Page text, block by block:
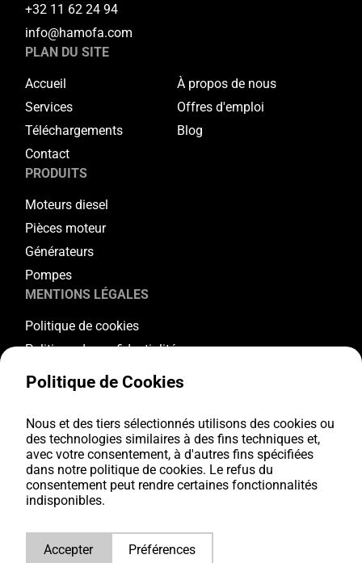
+32 11 62 24 94
info@hamofa.com
PLAN DU SITE
Accueil
À propos de nous
Services
Offres d'emploi
Téléchargements
Blog
Contact
PRODUITS
Moteurs diesel
Pièces moteur
Générateurs
Pompes
MENTIONS LÉGALES
Politique de cookies
Politique de confidentialité
Conditions générales
Conditions de garantie
Conditions de retour
SUIVEZ-NOUS
Youtube
Facebook
Politique de Cookies
Nous et des tiers sélectionnés utilisons des cookies ou
des technologies similaires à des fins techniques et,
avec votre consentement, à d'autres fins spécifiées
dans notre politique de cookies. Le refus du
consentement peut rendre certaines fonctionnalités
indisponibles.
Accepter Préférences